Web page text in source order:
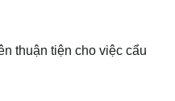
thuận tiện cho việc cẩu